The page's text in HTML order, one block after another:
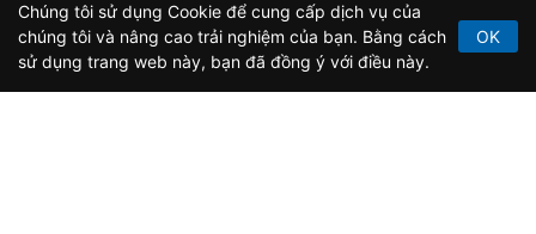
Giấy phép hoạt động báo chí điện tử số 64/GP-BTTTT do Bộ
Thông tin và Truyền thông cấp ngày 21/2/2020.
Chúng tôi sử dụng Cookie để cung cấp dịch vụ của
chúng tôi và nâng cao trải nghiệm của bạn. Bằng cách
sử dụng trang web này, bạn đã đồng ý với điều này.
OK